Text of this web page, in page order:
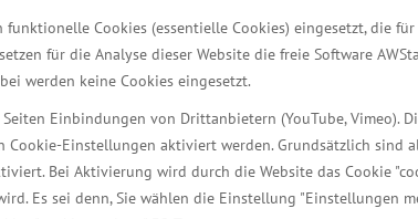
funktionelle Cookies (essentielle Cookies) eingesetzt, die
für die Analyse dieser Website die freie Software
werden keine Cookies eingesetzt.
Einbindungen von Drittanbietern (YouTube, Vimeo).
Cookie-Einstellungen aktiviert werden. Grundsätzlich sind
Bei Aktivierung wird durch die Website das Cookie
Es sei denn, Sie wählen die Einstellung "Einstellungen
finden Starke Branchen Wir